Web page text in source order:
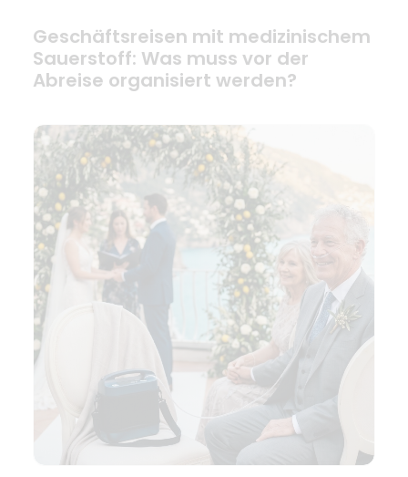
Geschäftsreisen mit medizinischem
Sauerstoff: Was muss vor der
Abreise organisiert werden?